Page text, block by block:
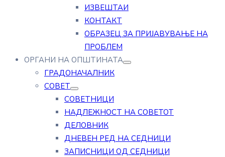
ИЗВЕШТАИ
КОНТАКТ
ОБРАЗЕЦ ЗА ПРИЈАВУВАЊЕ НА
ПРОБЛЕМ
ОРГАНИ НА ОПШТИНАТА
ГРАДОНАЧАЛНИК
СОВЕТ
СОВЕТНИЦИ
НАДЛЕЖНОСТ НА СОВЕТОТ
ДЕЛОВНИК
ДНЕВЕН РЕД НА СЕДНИЦИ
ЗАПИСНИЦИ ОД СЕДНИЦИ